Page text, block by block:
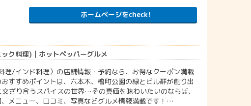
ホームページをcheck!
ク料理) | ホットペッパーグルメ
理/インド料理）の店舗情報・予約なら、お得なクーポン満載
すすめポイントは、六本木、檜町公園の緑とビル群が創り出
ざり合うスパイスの世界…その真価を味わいたいのならば、
メニュー、口コミ、写真などグルメ情報満載です！…